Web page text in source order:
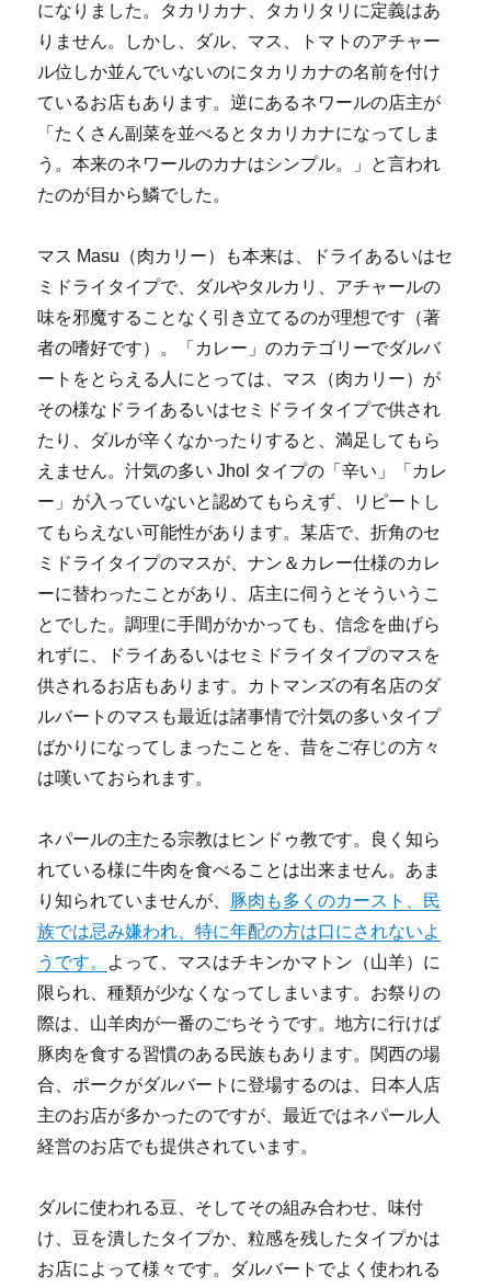
になりました。タカリカナ、タカリタリに定義はあ
りません。しかし、ダル、マス、トマトのアチャー
ル位しか並んでいないのにタカリカナの名前を付け
ているお店もあります。逆にあるネワールの店主が
「たくさん副菜を並べるとタカリカナになってしま
う。本来のネワールのカナはシンプル。」と言われ
たのが目から鱗でした。
マス Masu（肉カリー）も本来は、ドライあるいはセ
ミドライタイプで、ダルやタルカリ、アチャールの
味を邪魔することなく引き立てるのが理想です（著
者の嗜好です）。「カレー」のカテゴリーでダルバ
ートをとらえる人にとっては、マス（肉カリー）が
その様なドライあるいはセミドライタイプで供され
たり、ダルが辛くなかったりすると、満足してもら
えません。汁気の多い Jhol タイプの「辛い」「カレ
ー」が入っていないと認めてもらえず、リピートし
てもらえない可能性があります。某店で、折角のセ
ミドライタイプのマスが、ナン＆カレー仕様のカレ
ーに替わったことがあり、店主に伺うとそういうこ
とでした。調理に手間がかかっても、信念を曲げら
れずに、ドライあるいはセミドライタイプのマスを
供されるお店もあります。カトマンズの有名店のダ
ルバートのマスも最近は諸事情で汁気の多いタイプ
ばかりになってしまったことを、昔をご存じの方々
は嘆いておられます。
ネパールの主たる宗教はヒンドゥ教です。良く知ら
れている様に牛肉を食べることは出来ません。あま
り知られていませんが、 豚肉も多くのカースト、民
族では忌み嫌われ、特に年配の方は口にされないよ
うです。 よって、マスはチキンかマトン（山羊）に
限られ、種類が少なくなってしまいます。お祭りの
際は、山羊肉が一番のごちそうです。地方に行けば
豚肉を食する習慣のある民族もあります。関西の場
合、ポークがダルバートに登場するのは、日本人店
主のお店が多かったのですが、最近ではネパール人
経営のお店でも提供されています。
ダルに使われる豆、そしてその組み合わせ、味付
け、豆を潰したタイプか、粒感を残したタイプかは
お店によって様々です。ダルバートでよく使われる